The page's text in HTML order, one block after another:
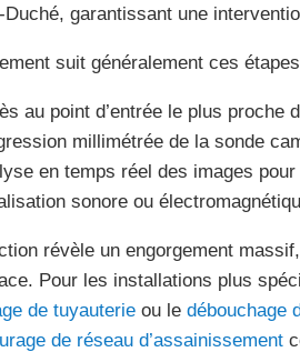
Duché, garantissant une
suit généralement ces
au point d’entrée le plus proche
millimétrée de la sonde
en temps réel des images
sonore ou
révèle un engorgement
Pour les installations plus
de tuyauterieou le débouchage
de réseau d’assainissement